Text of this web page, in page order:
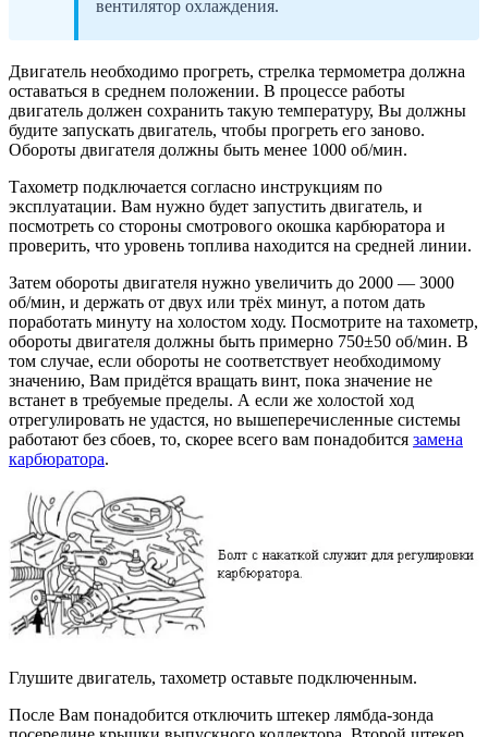
вентилятор охлаждения.
Двигатель необходимо прогреть, стрелка термометра должна
оставаться в среднем положении. В процессе работы
двигатель должен сохранить такую температуру, Вы должны
будите запускать двигатель, чтобы прогреть его заново.
Обороты двигателя должны быть менее 1000 об/мин.
Тахометр подключается согласно инструкциям по
эксплуатации. Вам нужно будет запустить двигатель, и
посмотреть со стороны смотрового окошка карбюратора и
проверить, что уровень топлива находится на средней линии.
Затем обороты двигателя нужно увеличить до 2000 — 3000
об/мин, и держать от двух или трёх минут, а потом дать
поработать минуту на холостом ходу. Посмотрите на тахометр,
обороты двигателя должны быть примерно 750±50 об/мин. В
том случае, если обороты не соответствует необходимому
значению, Вам придётся вращать винт, пока значение не
встанет в требуемые пределы. А если же холостой ход
отрегулировать не удастся, но вышеперечисленные системы
работают без сбоев, то, скорее всего вам понадобится замена
карбюратора.
Глушите двигатель, тахометр оставьте подключенным.
После Вам понадобится отключить штекер лямбда-зонда